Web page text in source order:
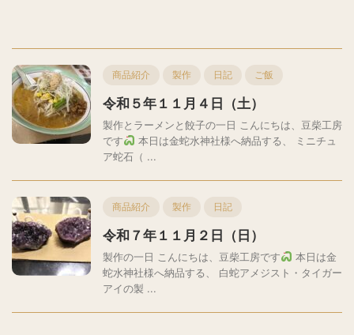
商品紹介 製作 日記 ご飯
令和５年１１月４日（土）
製作とラーメンと餃子の一日 こんにちは、豆柴工房
です
本日は金蛇水神社様へ納品する、 ミニチュ
ア蛇石（ ...
商品紹介 製作 日記
令和７年１１月２日（日）
製作の一日 こんにちは、豆柴工房です
本日は金
蛇水神社様へ納品する、 白蛇アメジスト・タイガー
アイの製 ...